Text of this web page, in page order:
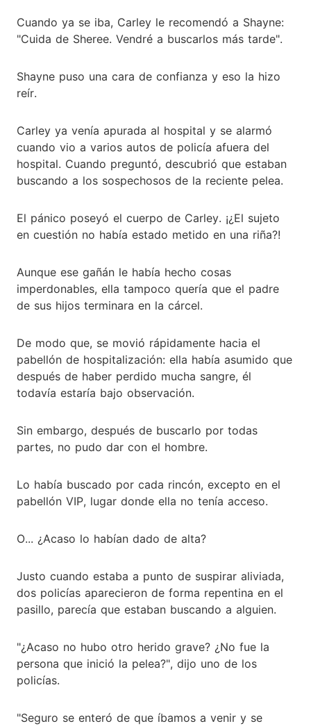
Cuando ya se iba, Carley le recomendó a Shayne:
"Cuida de Sheree. Vendré a buscarlos más tarde".
Shayne puso una cara de confianza y eso la hizo
reír.
Carley ya venía apurada al hospital y se alarmó
cuando vio a varios autos de policía afuera del
hospital. Cuando preguntó, descubrió que estaban
buscando a los sospechosos de la reciente pelea.
El pánico poseyó el cuerpo de Carley. ¡¿El sujeto
en cuestión no había estado metido en una riña?!
Aunque ese gañán le había hecho cosas
imperdonables, ella tampoco quería que el padre
de sus hijos terminara en la cárcel.
De modo que, se movió rápidamente hacia el
pabellón de hospitalización: ella había asumido que
después de haber perdido mucha sangre, él
todavía estaría bajo observación.
Sin embargo, después de buscarlo por todas
partes, no pudo dar con el hombre.
Lo había buscado por cada rincón, excepto en el
pabellón VIP, lugar donde ella no tenía acceso.
O... ¿Acaso lo habían dado de alta?
Justo cuando estaba a punto de suspirar aliviada,
dos policías aparecieron de forma repentina en el
pasillo, parecía que estaban buscando a alguien.
"¿Acaso no hubo otro herido grave? ¿No fue la
persona que inició la pelea?", dijo uno de los
policías.
"Seguro se enteró de que íbamos a venir y se